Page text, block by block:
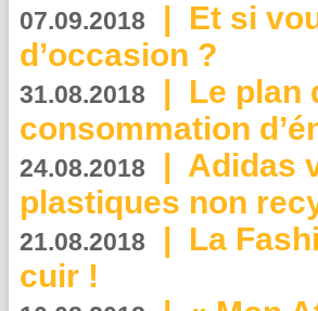
07.09.2018 | Et si
d’occasion ?
31.08.2018 | Le plan
consommation
24.08.2018 | Adidas
plastiques non
21.08.2018 | La
cuir !